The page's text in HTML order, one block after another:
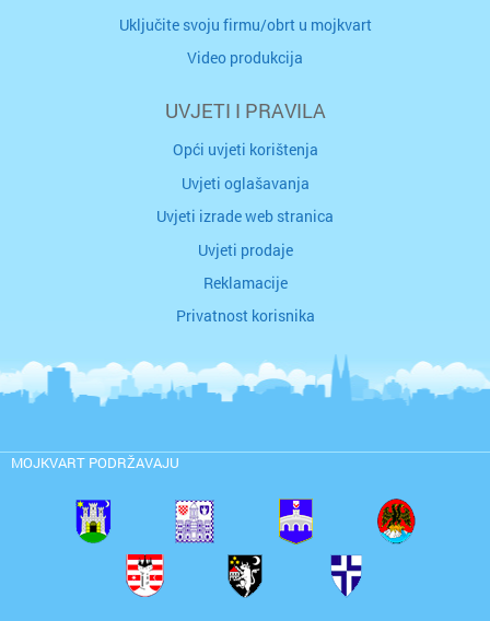
Uključite svoju firmu/obrt u mojkvart
Video produkcija
UVJETI I PRAVILA
Opći uvjeti korištenja
Uvjeti oglašavanja
Uvjeti izrade web stranica
Uvjeti prodaje
Reklamacije
Privatnost korisnika
MOJKVART PODRŽAVAJU